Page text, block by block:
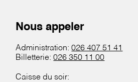
Nous appeler
Administration:026 407 51 41
Billetterie:026 350 11 00
Caisse du soir: